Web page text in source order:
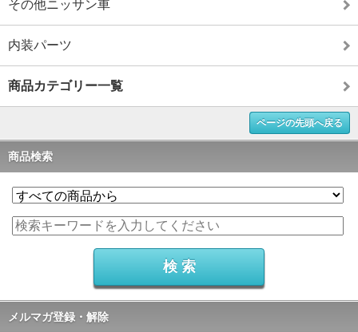
その他ニッサン車
内装パーツ
商品カテゴリー一覧
ページの先頭へ戻る
商品検索
メルマガ登録・解除